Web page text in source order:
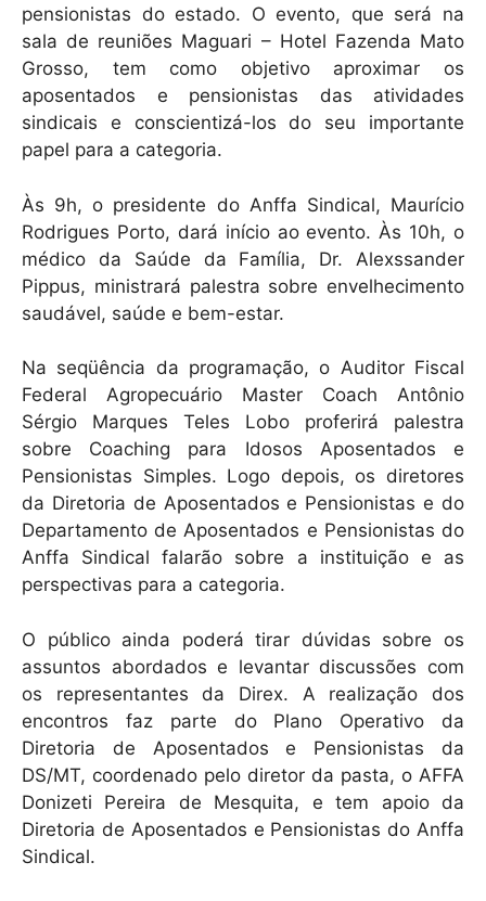
pensionistas do estado. O evento, que será na
sala de reuniões Maguari – Hotel Fazenda Mato
Grosso, tem como objetivo aproximar os
aposentados e pensionistas das atividades
sindicais e conscientizá-los do seu importante
papel para a categoria.
Às 9h, o presidente do Anffa Sindical, Maurício
Rodrigues Porto, dará início ao evento. Às 10h, o
médico da Saúde da Família, Dr. Alexssander
Pippus, ministrará palestra sobre envelhecimento
saudável, saúde e bem-estar.
Na seqüência da programação, o Auditor Fiscal
Federal Agropecuário Master Coach Antônio
Sérgio Marques Teles Lobo proferirá palestra
sobre Coaching para Idosos Aposentados e
Pensionistas Simples. Logo depois, os diretores
da Diretoria de Aposentados e Pensionistas e do
Departamento de Aposentados e Pensionistas do
Anffa Sindical falarão sobre a instituição e as
perspectivas para a categoria.
O público ainda poderá tirar dúvidas sobre os
assuntos abordados e levantar discussões com
os representantes da Direx. A realização dos
encontros faz parte do Plano Operativo da
Diretoria de Aposentados e Pensionistas da
DS/MT, coordenado pelo diretor da pasta, o AFFA
Donizeti Pereira de Mesquita, e tem apoio da
Diretoria de Aposentados e Pensionistas do Anffa
Sindical.